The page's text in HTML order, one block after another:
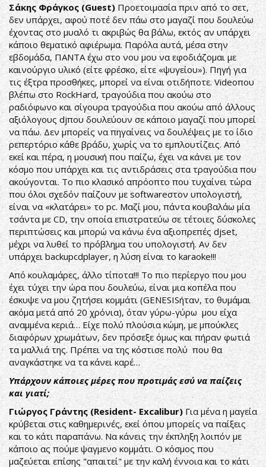
Σάκης Φράγκος (Guest)Προετοιμασία πριν από το σετ,
δεν υπάρχει, αφού ποτέ δεν πάω στο μαγαζί που δουλεύω
έχοντας στο μυαλό τι ακριβώς θα βάλω, εκτός αν υπάρχει
κάποιο θεματικό αφιέρωμα. Παρόλα αυτά, μέσα στην
εβδομάδα, ΠΑΝΤΑ έχω στο νου μου να εφοδιάζομαι με
καινούργιο υλικό (είτε φρέσκο, είτε «ψυγείου»). Πηγή για
τις έξτρα προσθήκες, μπορεί να είναι οτιδήποτε. Videoπου
βλέπω στο RockHard, τραγούδια που ακούω στο
ραδιόφωνο και σίγουρα τραγούδια που ακούω από άλλους
αξιόλογους djπου δουλεύουν σε κάποιο μαγαζί που μπορεί
να πάω. Δεν μπορείς να πηγαίνεις να δουλέψεις με το ίδιο
ρεπερτόριο κάθε βράδυ, χωρίς να το εμπλουτίζεις. Από
εκεί και πέρα, η μουσική που παίζω, έχει να κάνει με τον
κόσμο που υπάρχει και τις αντιδράσεις στα τραγούδια που
ακούγονται. Το πιο κλασικό απρόοπτο που τυχαίνει τώρα
που όλοι σχεδόν παίζουν με softwareστον υπολογιστή,
είναι να «κλατάρει» το pc. Μαζί μου, πάντα κουβαλάω μία
τσάντα με CD, την οποία επιστρατεύω σε τέτοιες δύσκολες
περιπτώσεις και μπορώ να κάνω ένα αξιοπρεπές djset,
μέχρι να λυθεί το πρόβλημα του υπολογιστή. Αν δεν
υπάρχει backupcdplayer, η λύση είναι το karaoke!!!
Από κουλαμάρες, άλλο τίποτα!!! Το πιο περίεργο που μου
έχει τύχει την ώρα που δουλεύω, είναι μια κοπέλα που
έσκυψε να μου ζητήσει κομμάτι (GENESISήταν, το θυμάμαι
ακόμα μετά από 20 χρόνια), όταν γύρω-γύρω μου είχα
αναμμένα κεριά… Είχε πολύ πλούσια κώμη, με μπούκλες
διαφόρων χρωμάτων, δεν πρόσεξε όμως και πήραν φωτιά
τα μαλλιά της. Πρέπει να της κόστισε πολύ που θα
αναγκάστηκε να τα κάνει καρέ…
Υπάρχουν κάποιες μέρες που προτιμάς εσύ να παίζεις
και γιατί;​
Γιώργος Γράντης (Resident- Excalibur)Για μένα η μαγεία
κρύβεται στις καθημερινές, εκεί όπου μπορείς να παίξεις
και το κάτι παραπάνω. Να κάνεις την έκπληξη λοιπόν με
κάποιο ας πούμε ψαγμενο κομμάτι. Ο κόσμος που
μαζεύεται επίσης "απαιτεί" με την καλή έννοια και το κάτι